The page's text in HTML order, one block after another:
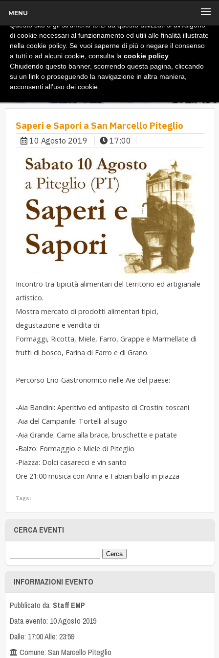
MENU
Saperi e Sapori a San Marcello Piteglio
10 Agosto 2019 17:00
Incontro tra tipicità alimentari del territorio ed artigianale
artistico.
Mostra mercato di prodotti alimentari tipici,
degustazione e vendita di:
Formaggi, Ricotta, Miele, Farro, Grappe e Marmellate di
frutti di bosco, Farina di Farro e di Grano.
Percorso Eno-Gastronomico nelle Aie del paese:
-Aia Bandini: Aperitivo ed antipasto di Crostini toscani
-Aia del Campanile: Tortelli al sugo
-Aia Grande: Carne alla brace, bruschette e patate
-Balzo: Formaggio e Miele di Piteglio
-Piazza: Dolci casarecci e vin santo
Ore 21:00 musica con Anna e Fabian ballo in piazza
Tags:
CERCA EVENTI
INFORMAZIONI EVENTO
Pubblicato da: Staff EMP
Data evento: 10 Agosto 2019
Dalle: 17:00 Alle: 23:59
Comune: San Marcello Piteglio
x
Informativa
Questo sito o gli strumenti terzi da questo utilizzati si avvalgono
di cookie necessari al funzionamento ed utili alle finalità illustrate
nella cookie policy. Se vuoi saperne di più o negare il consenso
a tutti o ad alcuni cookie, consulta la cookie policy
Chiudendo questo banner, scorrendo questa pagina, cliccando
su un link o proseguendo la navigazione in altra maniera,
acconsenti all’uso dei cookie.